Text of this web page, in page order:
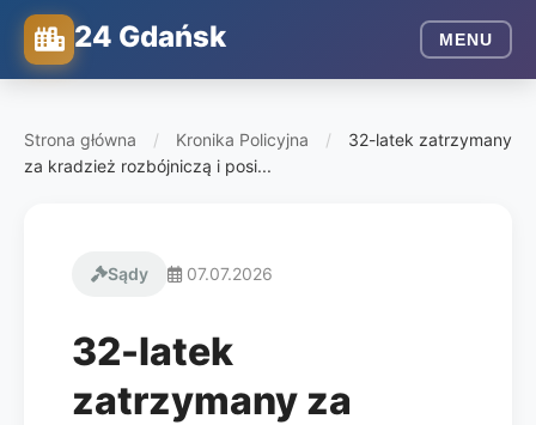
24 Gdańsk MENU
Strona główna / Kronika Policyjna /
32-latek zatrzymany
za kradzież rozbójniczą i posi...
Sądy 07.07.2026
32-latek
zatrzymany za